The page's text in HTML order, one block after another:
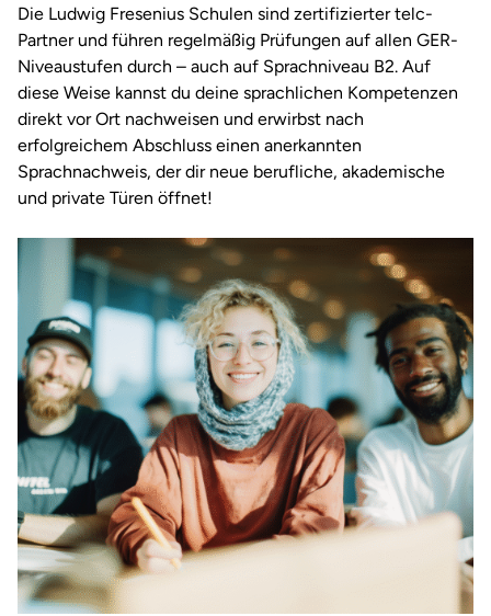
Die Ludwig Fresenius Schulen sind zertifizierter telc-
Partner und führen regelmäßig Prüfungen auf allen GER-
Niveaustufen durch – auch auf Sprachniveau B2. Auf
diese Weise kannst du deine sprachlichen Kompetenzen
direkt vor Ort nachweisen und erwirbst nach
erfolgreichem Abschluss einen anerkannten
Sprachnachweis, der dir neue berufliche, akademische
und private Türen öffnet!